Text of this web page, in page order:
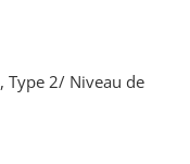
Type 2/ Niveau de